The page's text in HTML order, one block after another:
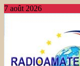
7 août 2026